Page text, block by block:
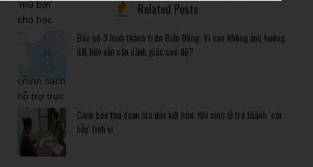
Related Posts
Bão số 3 hình thành trên Biển Đông: Vì sao không ảnh hưởng
đất liền vẫn cần cảnh giác cao độ?
Cảnh báo thủ đoạn lừa đảo kết hôn: Khi sính lễ trở thành ‘cái
bẫy’ tinh vi